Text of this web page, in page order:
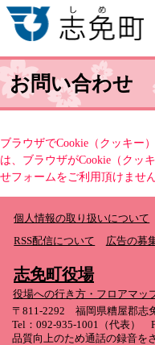
お問い合わせ
ブラウザでCookie（クッキー
は、ブラウザがCookie（クッ
せフォームをご利用頂けません
個人情報の取り扱いについて
RSS配信について
広告の募
志免町役場
役場への行き方・フロアマッ
〒811-2292 福岡県糟屋郡志
Tel：092-935-1001（代表）
品質向上のため通話の録音を